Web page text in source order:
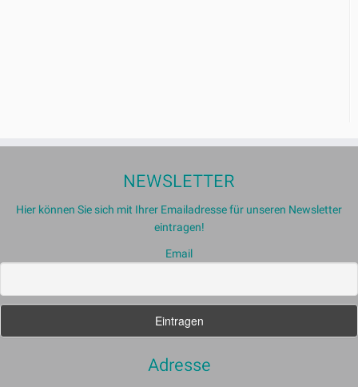
NEWSLETTER
Hier können Sie sich mit Ihrer Emailadresse für unseren Newsletter
eintragen!
Email
Adresse